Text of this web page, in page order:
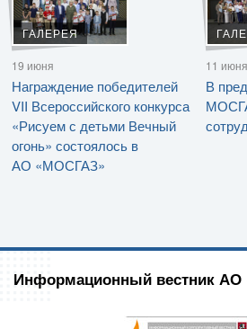
ГАЛЕРЕЯ
19 июня
Награждение победителей
VII Всероссийского конкурса
«Рисуем с детьми Вечный
огонь» состоялось в
АО «МОСГАЗ»
11 июня
В
Информационный вестник